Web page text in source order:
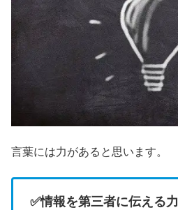
言葉には力があると思います。
✅情報を第三者に伝える力